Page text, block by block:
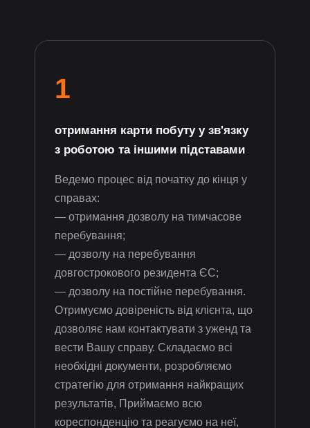
1
отримання карти побуту у зв'язку
з роботою та іншими підставами
Ведемо процес від початку до кінця у
справах:
— отримання дозволу на тимчасове
перебування;
— дозволу на перебування
довгострокового резидента ЄС;
— дозволу на постійне перебування.
Отримуємо довіреність від клієнта, що
дозволяє нам контактувати з уженд та
вести Вашу справу. Складаємо всі
необхідні документи, розробляємо
стратегію для отримання найкращих
результатів, Приймаємо всю
кореспонденцію та реагуємо на неї,